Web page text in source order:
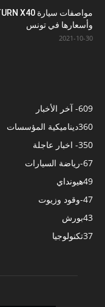
وأسعارها في تونس
2021-10-30
- آخر الأخبار609
ديناميكية المؤسسات360
- اخبار عاجلة350
-رياضة السيارات67
هيونداي49
-وقود وزيوت47
بورش43
تكنولوجيا37